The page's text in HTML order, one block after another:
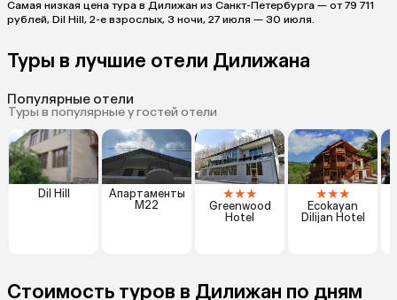
Самая низкая цена тура в Дилижан из Санкт-Петербурга — от 79 711
рублей, Dil Hill, 2-е взрослых, 3 ночи, 27 июля — 30 июля.
Туры в лучшие отели Дилижана
Популярные отели
Туры в популярные у гостей отели
Dil Hill
Апартаменты
M22
★★★
Greenwood
Hotel
★★★
Ecokayan
Dilijan Hotel
Стоимость туров в Дилижан по дням